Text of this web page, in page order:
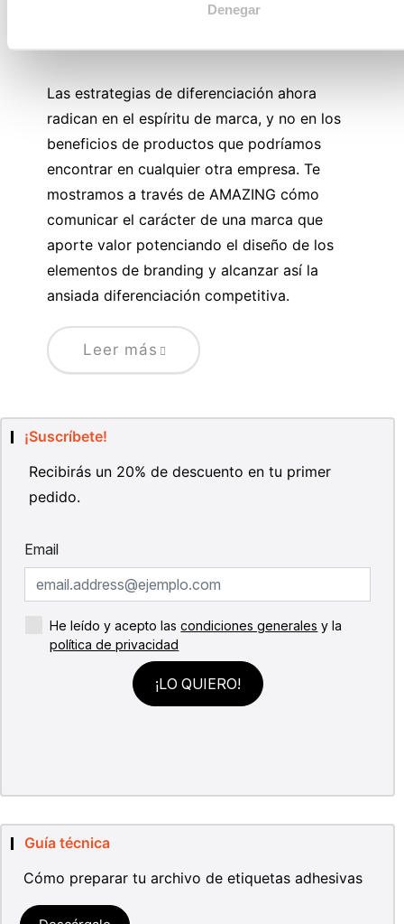
Denegar
Las estrategias de diferenciación ahora
radican en el espíritu de marca, y no en los
beneficios de productos que podríamos
encontrar en cualquier otra empresa. Te
mostramos a través de AMAZING cómo
comunicar el carácter de una marca que
aporte valor potenciando el diseño de los
elementos de branding y alcanzar así la
ansiada diferenciación competitiva.
Leer más
¡Suscríbete!
Recibirás un 20% de descuento en tu primer
pedido.
Guía técnica
Cómo preparar tu archivo de etiquetas adhesivas